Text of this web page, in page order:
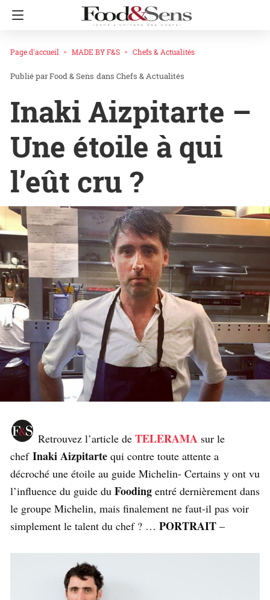
Page d'accueil MADE BY F&S Chefs & Actualités
Food & Sens dans Chefs & Actualités
Inaki Aizpitarte –
Une étoile à qui
l’eût cru ?
Retrouvez l’article de TELERAMA sur le
chef Inaki Aizpitarte qui contre toute attente a
décroché une étoile au guide Michelin- Certains y ont vu
l’influence du guide du Fooding entré dernièrement dans
le groupe Michelin, mais finalement ne faut-il pas voir
simplement le talent du chef ? … PORTRAIT –